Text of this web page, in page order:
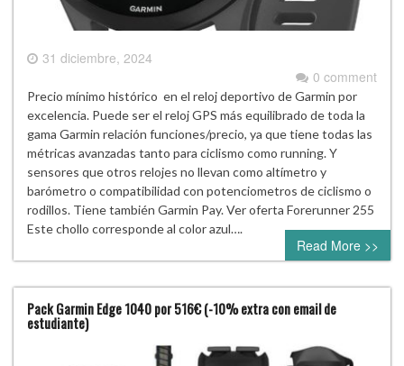
31 diciembre, 2024
0 comment
Precio mínimo histórico en el reloj deportivo de Garmin por
excelencia. Puede ser el reloj GPS más equilibrado de toda la
gama Garmin relación funciones/precio, ya que tiene todas las
métricas avanzadas tanto para ciclismo como running. Y
sensores que otros relojes no llevan como altímetro y
barómetro o compatibilidad con potenciometros de ciclismo o
rodillos. Tiene también Garmin Pay. Ver oferta Forerunner 255
Este chollo corresponde al color azul….
Read More >>
Pack Garmin Edge 1040 por 516€ (-10% extra con email de
estudiante)